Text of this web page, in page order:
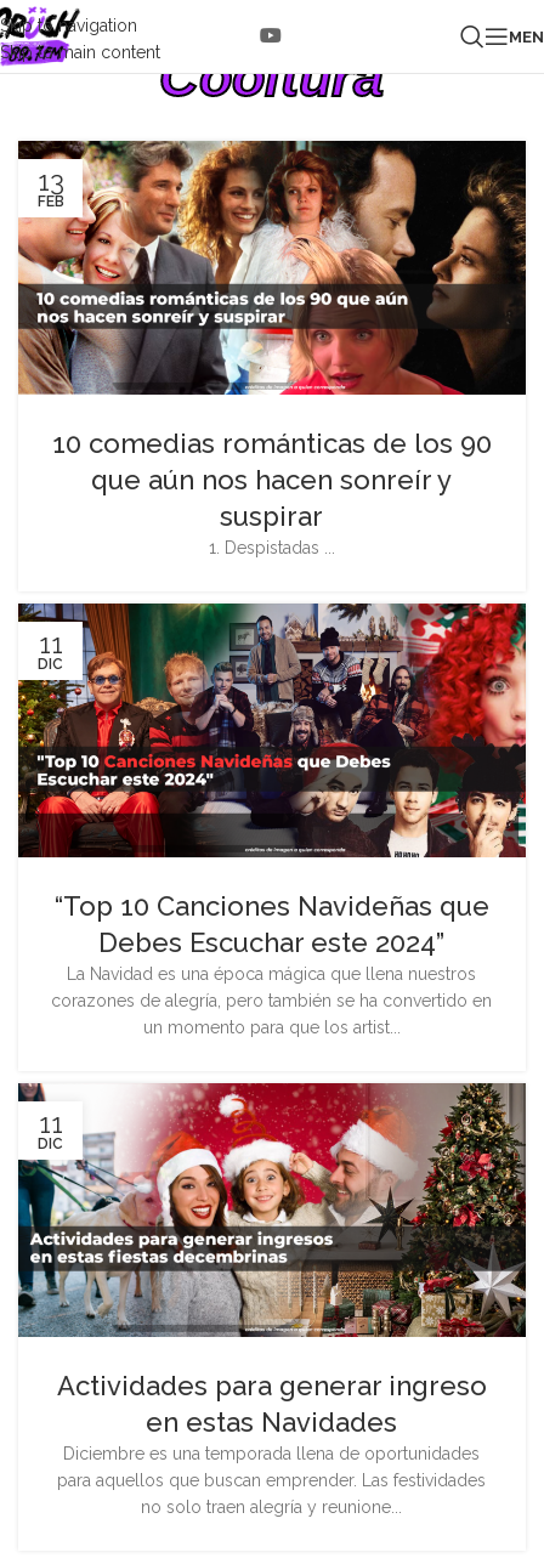
Skip to navigation
Skip to main contentCooltura
13
FEB
10 comedias románticas de los 90
que aún nos hacen sonreír y
suspirar
1. Despistadas ...
11
DIC
“Top 10 Canciones Navideñas que
Debes Escuchar este 2024”
La Navidad es una época mágica que llena nuestros
corazones de alegría, pero también se ha convertido en
un momento para que los artist...
11
DIC
Actividades para generar ingreso
en estas Navidades
Diciembre es una temporada llena de oportunidades
para aquellos que buscan emprender. Las festividades
no solo traen alegría y reunione...